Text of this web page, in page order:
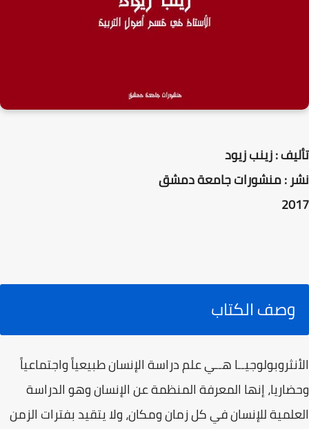
تأليف : زينب زيود
نشر : منشورات جامعة دمشق
2017
وصف الكتاب
الأنثروبولوجيــا هــي علم دراسة الإنسان طبيعياً واجتماعياً
وحضاريا، إنها المعرفة المنظمة عن الإنسان وهو الدراسة
العلمية للإنسان في كل زمان ومكان، ولا يتقيد بفترات الزمن